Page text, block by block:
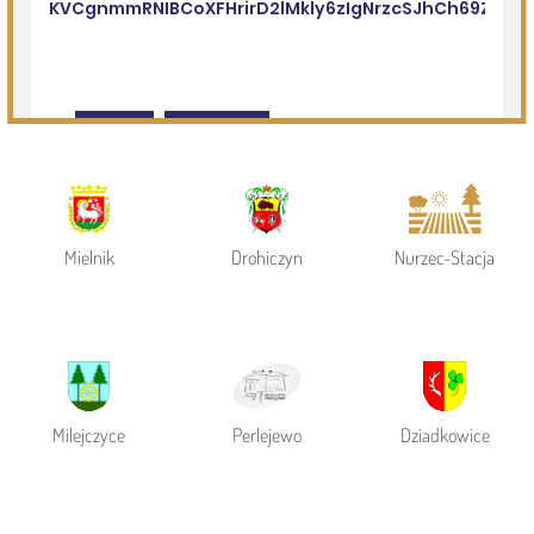
Mielnik Drohiczyn Nurzec-Stacja
Milejczyce Perlejewo Dziadkowice